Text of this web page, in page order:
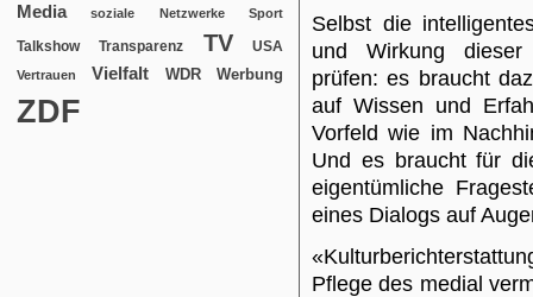
Media
soziale Netzwerke Sport
Talkshow Transparenz TV USA
Vertrauen Vielfalt WDR Werbung
ZDF
Selbst die
und Wirkung dieser
prüfen: es braucht
auf Wissen und
Vorfeld wie im
Und es braucht für
eigentümliche
eines Dialogs auf
Pflege des medial